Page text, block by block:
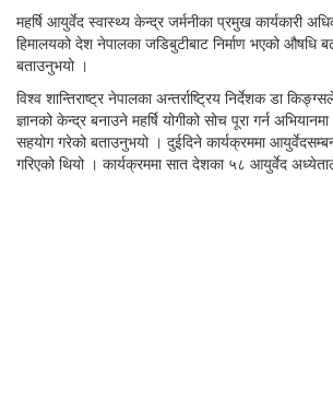
महर्षि आयुर्वेद स्वास्थ्य केन्द्र जर्मनीका प्रमुख कार्यकारी
हिमालयको देश नेपालका जडिबुटीबाट निर्माण भएको औषधि
बताउनुभयो ।
विश्व शान्तिराष्ट्र नेपालका अन्तर्राष्ट्रिय निर्देशक डा
ज्ञानको केन्द्र बनाउने महर्षि योगीको सोच पूरा गर्न
सहयोग गरेको बताउनुभयो । दुईदिने कार्यक्रममा
गरिएको थियो । कार्यक्रममा सात देशका ५८ आयुर्वेद